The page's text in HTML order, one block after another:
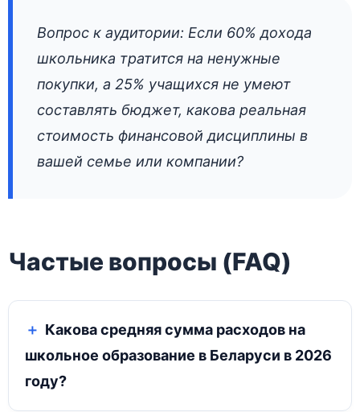
Вопрос к аудитории: Если 60% дохода
школьника тратится на ненужные
покупки, а 25% учащихся не умеют
составлять бюджет, какова реальная
стоимость финансовой дисциплины в
вашей семье или компании?
Частые вопросы (FAQ)
Какова средняя сумма расходов на
школьное образование в Беларуси в 2026
году?